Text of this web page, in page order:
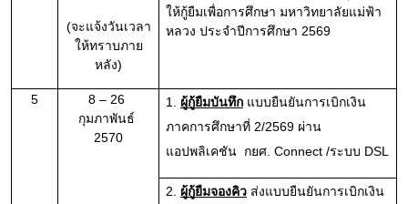
(จะแจ้งวันเวลา
ให้ทราบภาย
หลัง)
ให้กู้ยืมเพื่อการศึกษา มหาวิทยาลัยแม่ฟ้า
หลวง ประจำปีการศึกษา 2569
5
8 – 26
กุมภาพันธ์
2570
1. ผู้กู้ยืมบันทึก แบบยืนยันการเบิกเงิน
ภาคการศึกษาที่ 2/2569 ผ่าน
แอปพลิเคชัน  กยศ. Connect /ระบบ DSL
2. ผู้กู้ยืมจองคิว ส่งแบบยืนยันการเบิกเงิน